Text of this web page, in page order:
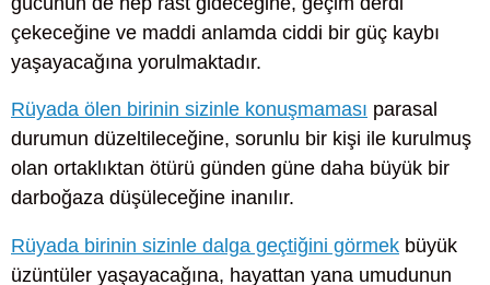
çekeceğine ve maddi anlamda ciddi bir güç kaybı
yaşayacağına yorulmaktadır.
Rüyada ölen birinin sizinle konuşmaması parasal
durumun düzeltileceğine, sorunlu bir kişi ile kurulmuş
olan ortaklıktan ötürü günden güne daha büyük bir
darboğaza düşüleceğine inanılır.
Rüyada birinin sizinle dalga geçtiğini görmek büyük
üzüntüler yaşayacağına, hayattan yana umudunun